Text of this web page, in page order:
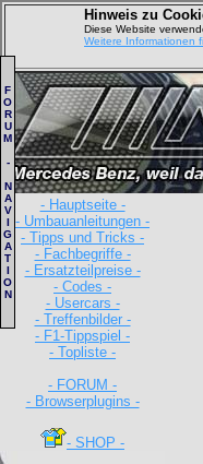
Hinweis zu
Diese Website
Weitere Informationen
- Hauptseite -
- Umbauanleitungen -
- Tipps und Tricks -
- Fachbegriffe -
- Ersatzteilpreise -
- Codes -
- Usercars -
- Treffenbilder -
- F1-Tippspiel -
- Topliste -
- FORUM -
- Browserplugins -
- SHOP -
F
O
R
U
M
-
N
A
V
I
G
A
T
I
O
N